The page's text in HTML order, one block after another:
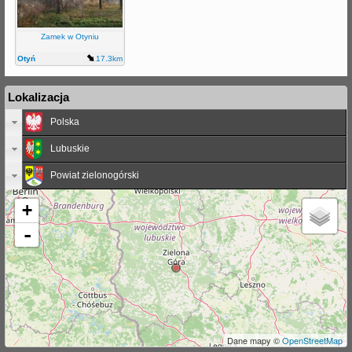
Zamek w Otyniu
Otyń 17.3km
Lokalizacja
Polska
Lubuskie
Powiat zielonogórski
+
-
Dane mapy ©OpenStreetMap